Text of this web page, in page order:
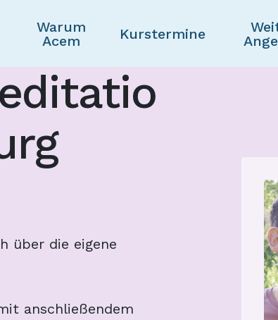
Skip to main
Warum
Acem
Kurstermine
über die eigene
anschließendem